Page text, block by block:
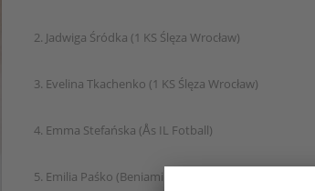
2. Jadwiga Śródka (1 KS Ślęza Wrocław)
3. Evelina Tkachenko (1 KS Ślęza Wrocław)
4. Emma Stefańska (Ås IL Fotball)
5. Emilia Paśko (Beniaminek Krosno)